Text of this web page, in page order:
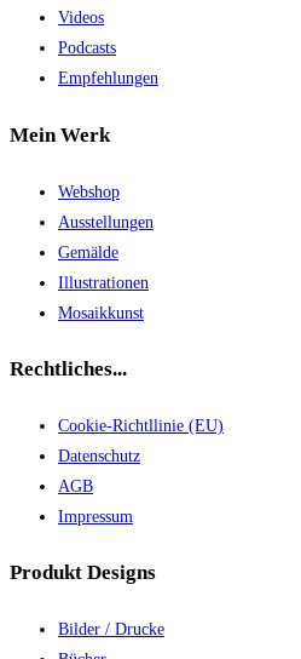
Videos
Podcasts
Empfehlungen
Mein Werk
Webshop
Ausstellungen
Gemälde
Illustrationen
Mosaikkunst
Rechtliches...
Cookie-Richtllinie (EU)
Datenschutz
AGB
Impressum
Produkt Designs
Bilder / Drucke